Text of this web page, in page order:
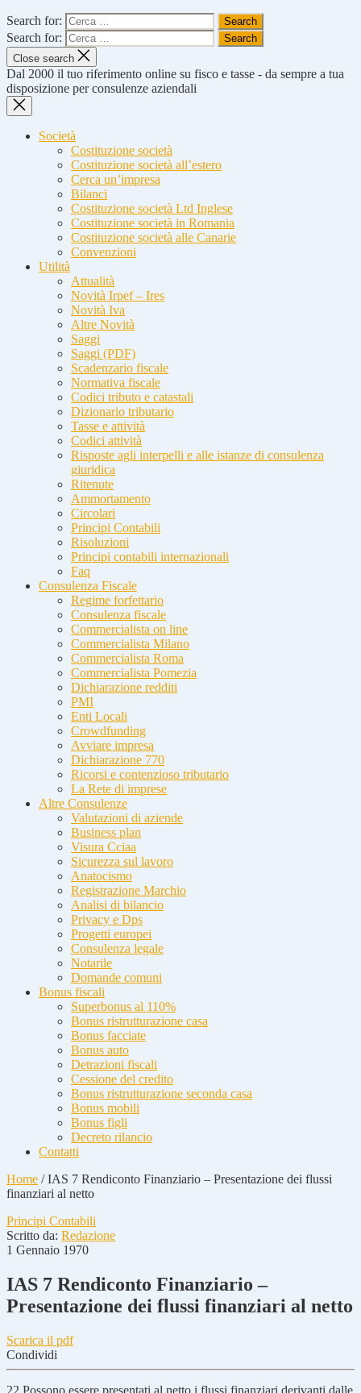
Search for:
Search for:
Close search
Dal 2000 il tuo riferimento online su fisco e tasse - da sempre a tua
disposizione per consulenze aziendali
Società
Costituzione società
Costituzione società all’estero
Cerca un’impresa
Bilanci
Costituzione società Ltd Inglese
Costituzione società in Romania
Costituzione società alle Canarie
Convenzioni
Utilità
Attualità
Novità Irpef – Ires
Novità Iva
Altre Novità
Saggi
Saggi (PDF)
Scadenzario fiscale
Normativa fiscale
Codici tributo e catastali
Dizionario tributario
Tasse e attività
Codici attività
Risposte agli interpelli e alle istanze di consulenza
giuridica
Ritenute
Ammortamento
Circolari
Principi Contabili
Risoluzioni
Principi contabili internazionali
Faq
Consulenza Fiscale
Regime forfettario
Consulenza fiscale
Commercialista on line
Commercialista Milano
Commercialista Roma
Commercialista Pomezia
Dichiarazione redditi
PMI
Enti Locali
Crowdfunding
Avviare impresa
Dichiarazione 770
Ricorsi e contenzioso tributario
La Rete di imprese
Altre Consulenze
Valutazioni di aziende
Business plan
Visura Cciaa
Sicurezza sul lavoro
Anatocismo
Registrazione Marchio
Analisi di bilancio
Privacy e Dps
Progetti europei
Consulenza legale
Notarile
Domande comuni
Bonus fiscali
Superbonus al 110%
Bonus ristrutturazione casa
Bonus facciate
Bonus auto
Detrazioni fiscali
Cessione del credito
Bonus ristrutturazione seconda casa
Bonus mobili
Bonus figli
Decreto rilancio
Contatti
Home /IAS 7 Rendiconto Finanziario – Presentazione dei flussi
finanziari al netto
Principi Contabili
Scritto da: Redazione
1 Gennaio 1970
IAS 7 Rendiconto Finanziario –
Presentazione dei flussi finanziari al netto
Scarica il pdf
Condividi
22 Possono essere presentati al netto i flussi finanziari derivanti dalle